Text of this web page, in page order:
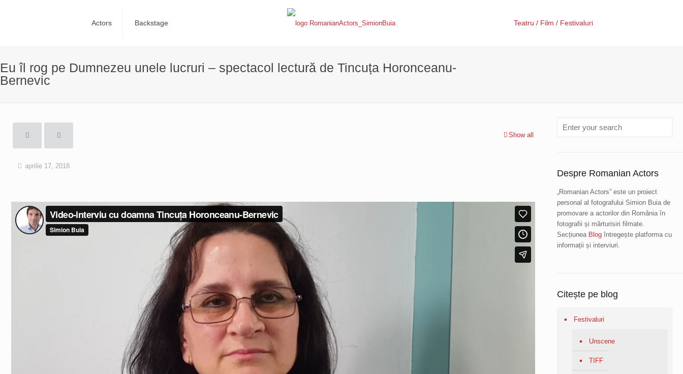
Actors Backstage Teatru / Film / Festivaluri
Eu îl rog pe Dumnezeu unele lucruri – spectacol lectură de Tincuța Horonceanu-
Bernevic
Show all
aprilie 17, 2018
Despre Romanian Actors
„Romanian Actors” este un proiect
personal al fotografului Simion Buia de
promovare a actorilor din România în
fotografii și mărturisiri filmate.
Secțiunea Blog întregește platforma cu
informații și interviuri.
Citește pe blog
Festivaluri
Unscene
TIFF